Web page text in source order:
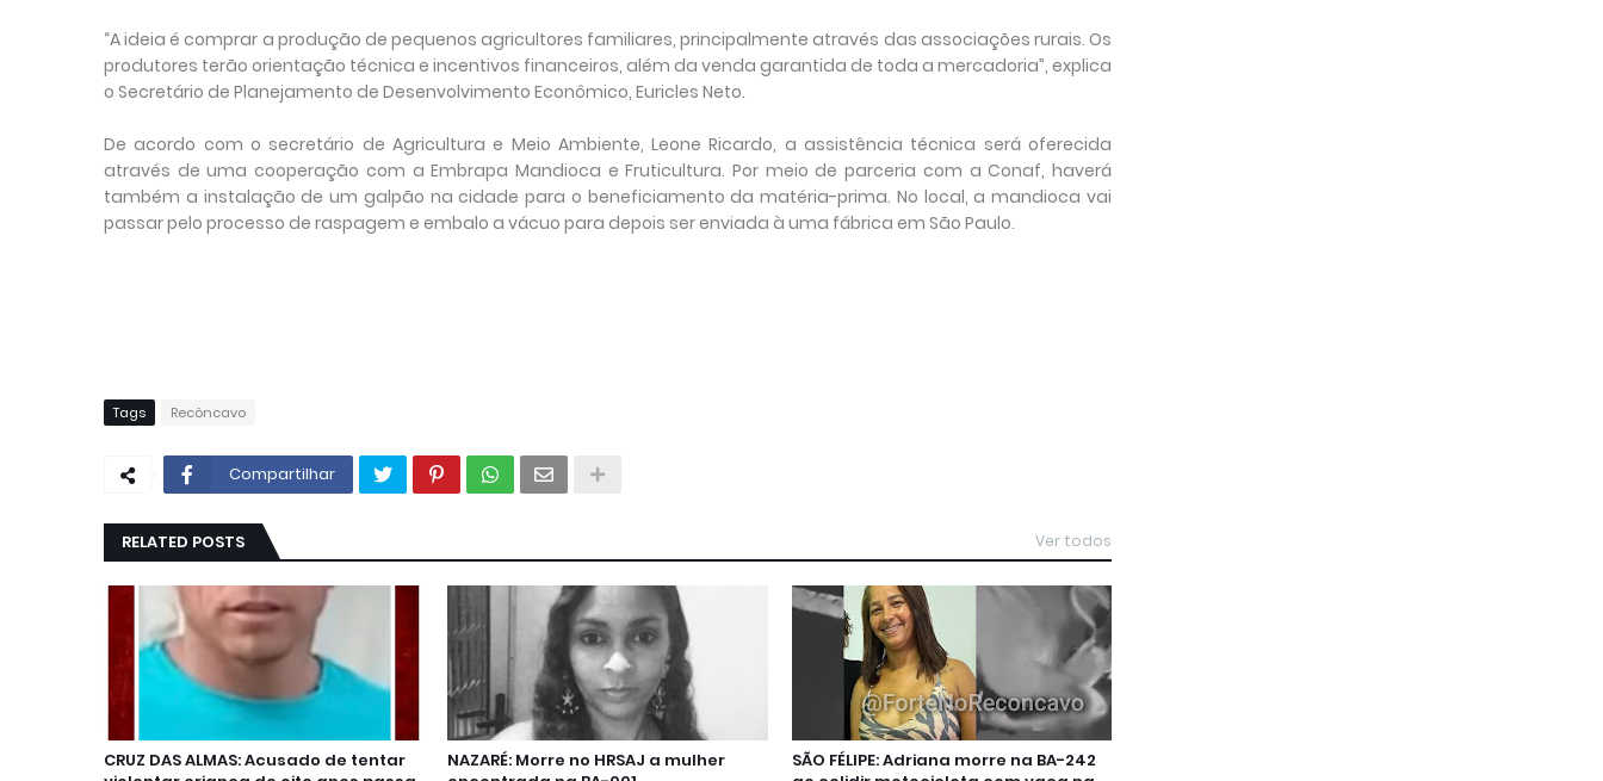
“A ideia é comprar a produção de pequenos agricultores familiares, principalmente através das associações rurais. Os
produtores terão orientação técnica e incentivos financeiros, além da venda garantida de toda a mercadoria”, explica
o Secretário de Planejamento de Desenvolvimento Econômico, Euricles Neto.
De acordo com o secretário de Agricultura e Meio Ambiente, Leone Ricardo, a assistência técnica será oferecida
através de uma cooperação com a Embrapa Mandioca e Fruticultura. Por meio de parceria com a Conaf, haverá
também a instalação de um galpão na cidade para o beneficiamento da matéria-prima. No local, a mandioca vai
passar pelo processo de raspagem e embalo a vácuo para depois ser enviada à uma fábrica em São Paulo.
Tags Recôncavo
Compartilhar
RELATED POSTS Ver todos
CRUZ DAS ALMAS: Acusado de tentar
NAZARÉ: Morre no HRSAJ a mulher
SÃO FÉLIPE: Adriana morre na BA-242